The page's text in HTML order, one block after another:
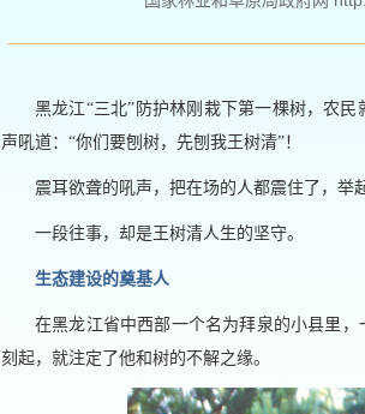
黑龙江“三北”防护林刚栽下第一棵树，农
声吼道：“你们要刨树，先刨我王树清”！
震耳欲聋的吼声，把在场的人都震住了，举
一段往事，却是王树清人生的坚守。
生态建设的奠基人
在黑龙江省中西部一个名为拜泉的小县里
刻起，就注定了他和树的不解之缘。